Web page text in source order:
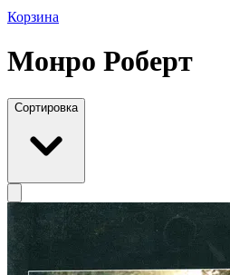
Корзина
Монро Роберт
Сортировка